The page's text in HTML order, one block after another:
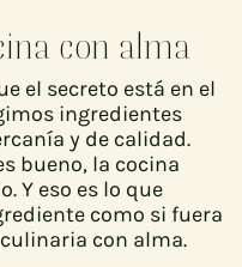
con alma
el secreto está en el
ingredientes
y de calidad.
bueno, la cocina
Y eso es lo que
como si fuera
con alma.